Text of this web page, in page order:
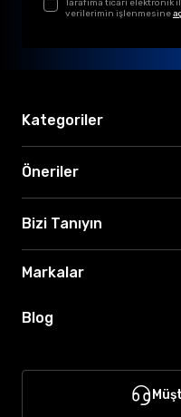
Tarafıma ticari elektronik
verilerimin işlenmesine
Kategoriler
Öneriler
Bizi Tanıyın
Markalar
Blog